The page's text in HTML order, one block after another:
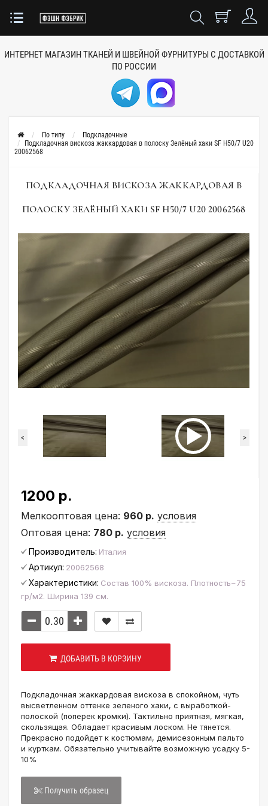
ИНТЕРНЕТ МАГАЗИН ТКАНЕЙ И ШВЕЙНОЙ ФУРНИТУРЫ С ДОСТАВКОЙ
ПО РОССИИ
По типу
Подкладочные
Подкладочная вискоза жаккардовая в полоску Зелёный хаки SF H50/7 U20
20062568
ПОДКЛАДОЧНАЯ ВИСКОЗА ЖАККАРДОВАЯ В
ПОЛОСКУ ЗЕЛЁНЫЙ ХАКИ SF H50/7 U20 20062568
< >
1200 р.
Мелкооптовая цена: 960 р. условия
Оптовая цена: 780 р. условия
Производитель: Италия
Артикул: 20062568
Характеристики: Состав 100% вискоза. Плотность~75
гр/м2. Ширина 139 см.
ДОБАВИТЬ В КОРЗИНУ
Подкладочная жаккардовая вискоза в спокойном, чуть
высветленном оттенке зеленого хаки, с выработкой-
полоской (поперек кромки). Тактильно приятная, мягкая,
скользящая. Обладает красивым лоском. Не тянется.
Прекрасно подойдет к костюмам, демисезонным пальто
и курткам. Обязательно учитывайте возможную усадку 5-
10%
Получить образец